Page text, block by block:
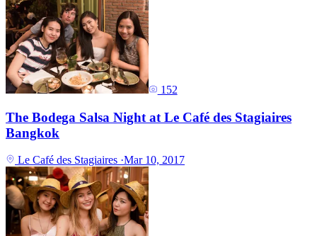
152
The Bodega Salsa Night at Le Café des Stagiaires
Bangkok
Le Café des Stagiaires ·Mar 10, 2017